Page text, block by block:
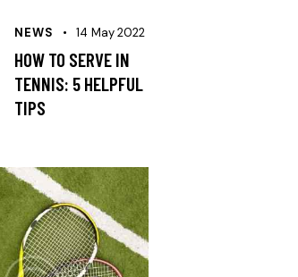
NEWS 14 May 2022
HOW TO SERVE IN
TENNIS: 5 HELPFUL
TIPS